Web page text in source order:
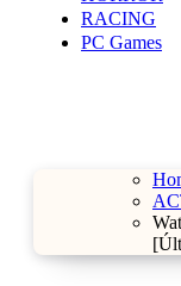
RACING
PC Games